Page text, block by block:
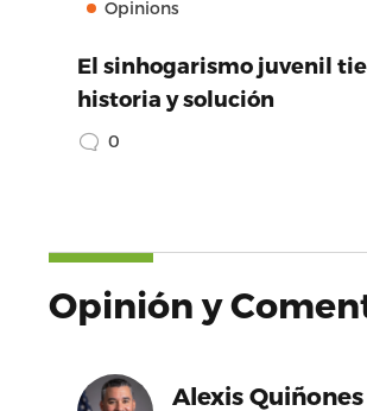
Opinions
El sinhogarismo juvenil
historia y solución
0
Opinión y
Alexis Quiñones